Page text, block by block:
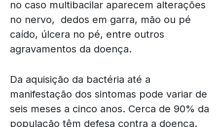
no caso multibacilar aparecem alterações
no nervo, dedos em garra, mão ou pé
caído, úlcera no pé, entre outros
agravamentos da doença.
Da aquisição da bactéria até a
manifestação dos sintomas pode variar de
seis meses a cinco anos. Cerca de 90% da
população têm defesa contra a doença.